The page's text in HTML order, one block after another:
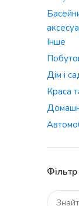
Інше
Дім і
Краса